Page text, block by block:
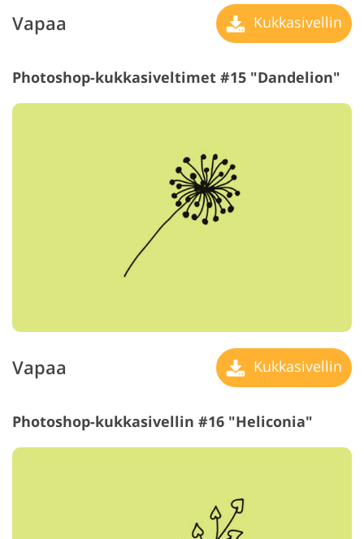
Vapaa Kukkasivellin
Photoshop-kukkasiveltimet #15 "Dandelion"
Vapaa Kukkasivellin
Photoshop-kukkasivellin #16 "Heliconia"